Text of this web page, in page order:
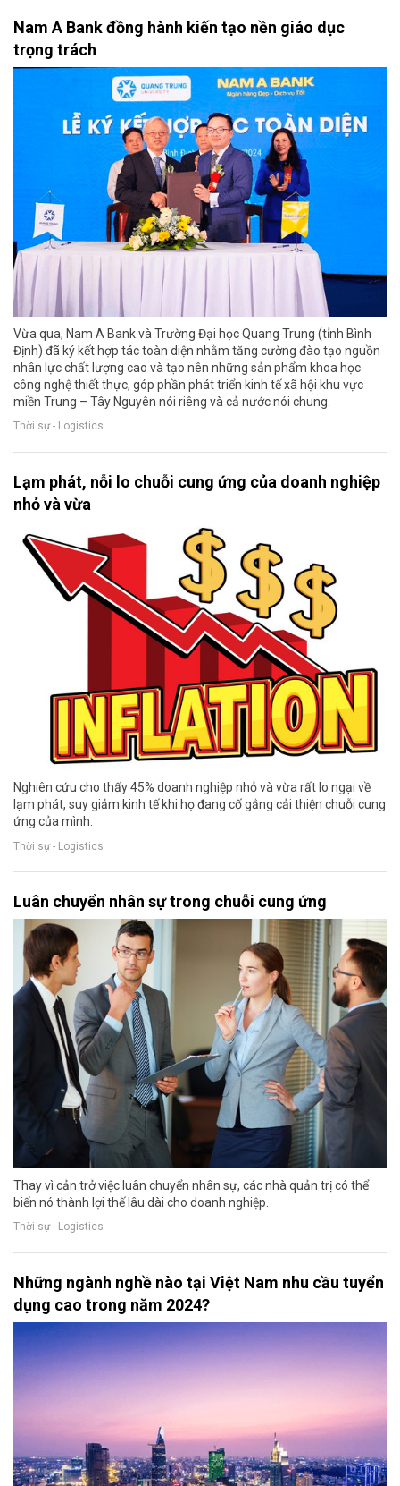
Nam A Bank đồng hành kiến tạo nền giáo dục
trọng trách
Vừa qua, Nam A Bank và Trường Đại học Quang Trung (tỉnh Bình
Định) đã ký kết hợp tác toàn diện nhằm tăng cường đào tạo nguồn
nhân lực chất lượng cao và tạo nên những sản phẩm khoa học
công nghệ thiết thực, góp phần phát triển kinh tế xã hội khu vực
miền Trung – Tây Nguyên nói riêng và cả nước nói chung.
Thời sự - Logistics
Lạm phát, nỗi lo chuỗi cung ứng của doanh nghiệp
nhỏ và vừa
Nghiên cứu cho thấy 45% doanh nghiệp nhỏ và vừa rất lo ngại về
lạm phát, suy giảm kinh tế khi họ đang cố gắng cải thiện chuỗi cung
ứng của mình.
Thời sự - Logistics
Luân chuyển nhân sự trong chuỗi cung ứng
Thay vì cản trở việc luân chuyển nhân sự, các nhà quản trị có thể
biến nó thành lợi thế lâu dài cho doanh nghiệp.
Thời sự - Logistics
Những ngành nghề nào tại Việt Nam nhu cầu tuyển
dụng cao trong năm 2024?